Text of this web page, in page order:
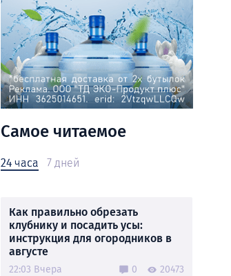
Самое читаемое
24 часа 7 дней
Как правильно обрезать
клубнику и посадить усы:
инструкция для огородников в
августе
22:03 Вчера 0 20473